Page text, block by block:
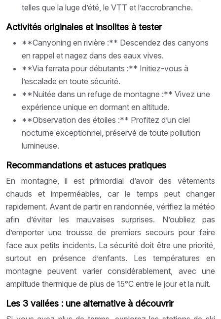
telles que la luge d’été, le VTT et l’accrobranche.
Activités originales et insolites à tester
**Canyoning en rivière :** Descendez des canyons
en rappel et nagez dans des eaux vives.
**Via ferrata pour débutants :** Initiez-vous à
l’escalade en toute sécurité.
**Nuitée dans un refuge de montagne :** Vivez une
expérience unique en dormant en altitude.
**Observation des étoiles :** Profitez d’un ciel
nocturne exceptionnel, préservé de toute pollution
lumineuse.
Recommandations et astuces pratiques
En montagne, il est primordial d’avoir des vêtements
chauds et imperméables, car le temps peut changer
rapidement. Avant de partir en randonnée, vérifiez la météo
afin d’éviter les mauvaises surprises. N’oubliez pas
d’emporter une trousse de premiers secours pour faire
face aux petits incidents. La sécurité doit être une priorité,
surtout en présence d’enfants. Les températures en
montagne peuvent varier considérablement, avec une
amplitude thermique de plus de 15°C entre le jour et la nuit.
Les 3 vallées : une alternative à découvrir